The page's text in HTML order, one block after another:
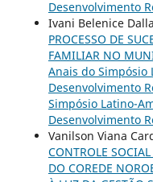
Desenvolvimento
Ivani Belenice
PROCESSO DE
FAMILIAR NO
Anais do Simpósio
Desenvolvimento
Simpósio Latino-
Desenvolvimento
Vanilson Viana
CONTROLE
DO COREDE